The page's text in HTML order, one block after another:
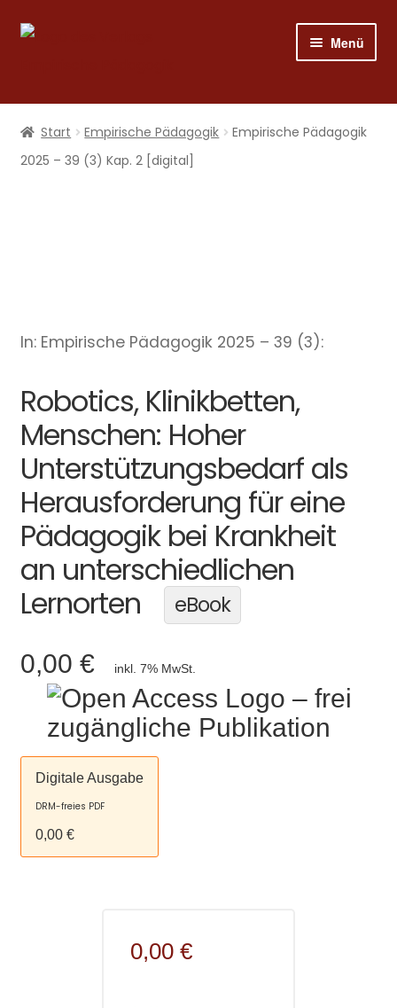
Zur
Zum
Menü
Shop
Programm
Start Empirische Pädagogik
Empirische Pädagogik
2025 – 39 (3) Kap. 2 [digital]
In: Empirische Pädagogik 2025 – 39 (3):
Robotics, Klinikbetten,
Menschen: Hoher
Unterstützungsbedarf als
Herausforderung für eine
Pädagogik bei Krankheit
an unterschiedlichen
Lernorten
eBook
0,00 € inkl. 7% MwSt.
Digitale Ausgabe
DRM-freies PDF
0,00 €
0,00 €